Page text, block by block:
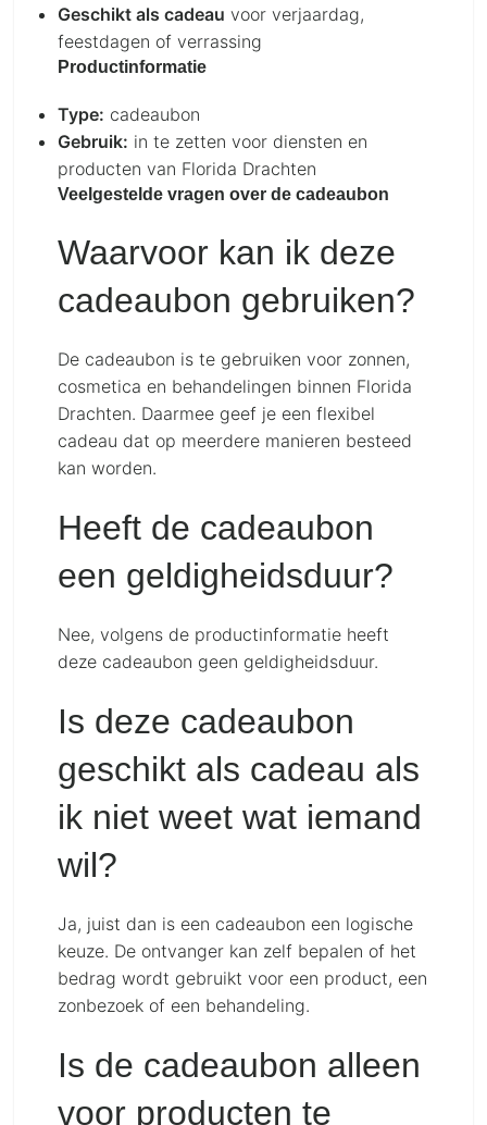
Geschikt als cadeau voor verjaardag,
feestdagen of verrassing
Productinformatie
Type: cadeaubon
Gebruik: in te zetten voor diensten en
producten van Florida Drachten
Veelgestelde vragen over de cadeaubon
Waarvoor kan ik deze
cadeaubon gebruiken?
De cadeaubon is te gebruiken voor zonnen,
cosmetica en behandelingen binnen Florida
Drachten. Daarmee geef je een flexibel
cadeau dat op meerdere manieren besteed
kan worden.
Heeft de cadeaubon
een geldigheidsduur?
Nee, volgens de productinformatie heeft
deze cadeaubon geen geldigheidsduur.
Is deze cadeaubon
geschikt als cadeau als
ik niet weet wat iemand
wil?
Ja, juist dan is een cadeaubon een logische
keuze. De ontvanger kan zelf bepalen of het
bedrag wordt gebruikt voor een product, een
zonbezoek of een behandeling.
Is de cadeaubon alleen
voor producten te